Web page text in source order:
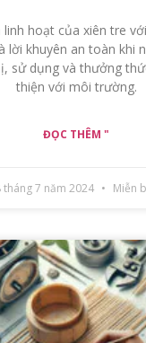
linh hoạt của xiên tre
lời khuyên an toàn khi
sử dụng và thưởng
thiện với môi trường.
ĐỌC THÊM "
tháng 7 năm 2024 Miễn